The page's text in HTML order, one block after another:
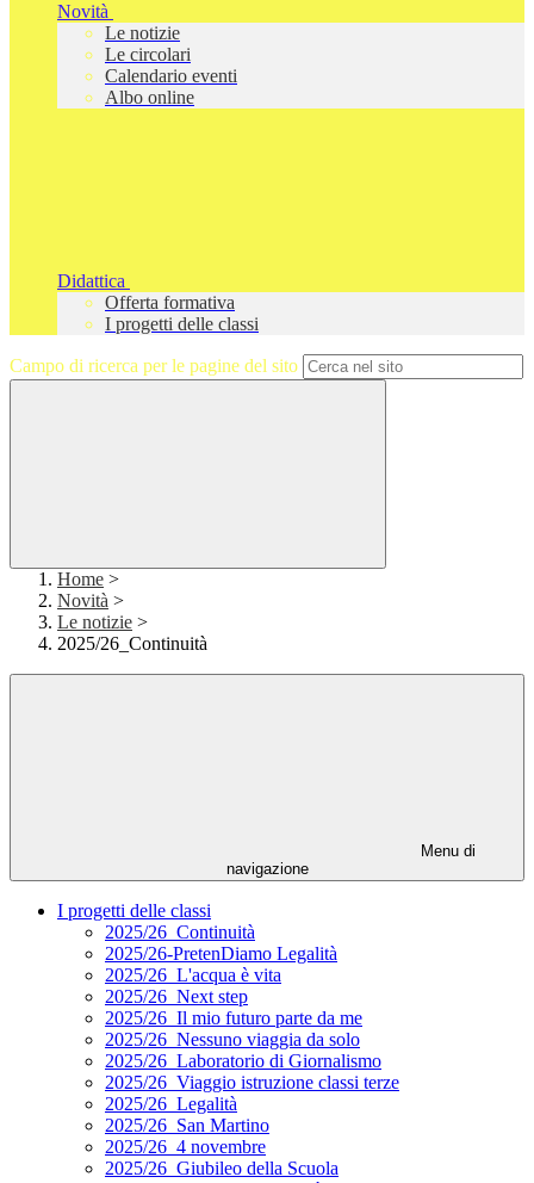
Novità
Le notizie
Le circolari
Calendario eventi
Albo online
Didattica
Offerta formativa
I progetti delle classi
Campo di ricerca per le pagine del sito
Home >
Novità >
Le notizie >
2025/26_Continuità
Menu di
navigazione
I progetti delle classi
2025/26_Continuità
2025/26-PretenDiamo Legalità
2025/26_L'acqua è vita
2025/26_Next step
2025/26_Il mio futuro parte da me
2025/26_Nessuno viaggia da solo
2025/26_Laboratorio di Giornalismo
2025/26_Viaggio istruzione classi terze
2025/26_Legalità
2025/26_San Martino
2025/26_4 novembre
2025/26_Giubileo della Scuola